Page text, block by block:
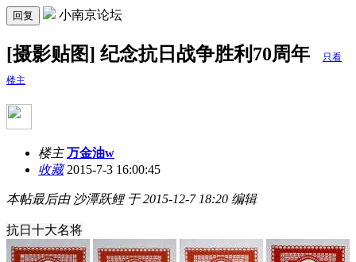
回复 小南京论坛
[摄影贴图] 纪念抗日战争胜利70周年 只看
楼主
楼主 万金油w
收藏2015-7-3 16:00:45
本帖最后由 沙潭跃鲤 于 2015-12-7 18:20 编辑
抗日十大名将